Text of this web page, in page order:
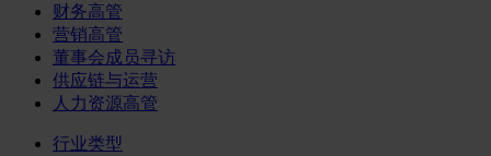
财务高管
营销高管
董事会成员寻访
供应链与运营
人力资源高管
行业类型